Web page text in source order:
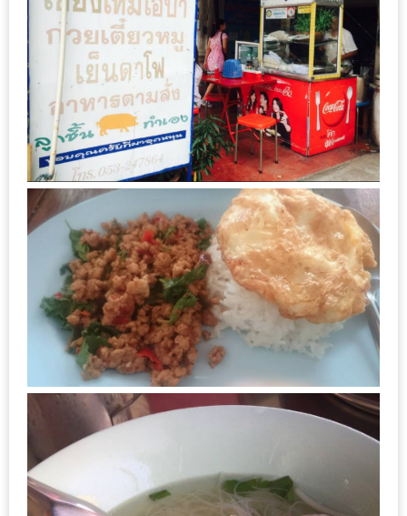
คน
เดิน
วัน
อาทิตย์
ท่าแพ
เชียงใหม่
CART
CHECKOUT
DRAFT
–
บาร์บีคิว
สาว
เหนือ
กับ
สลัด
เมนู